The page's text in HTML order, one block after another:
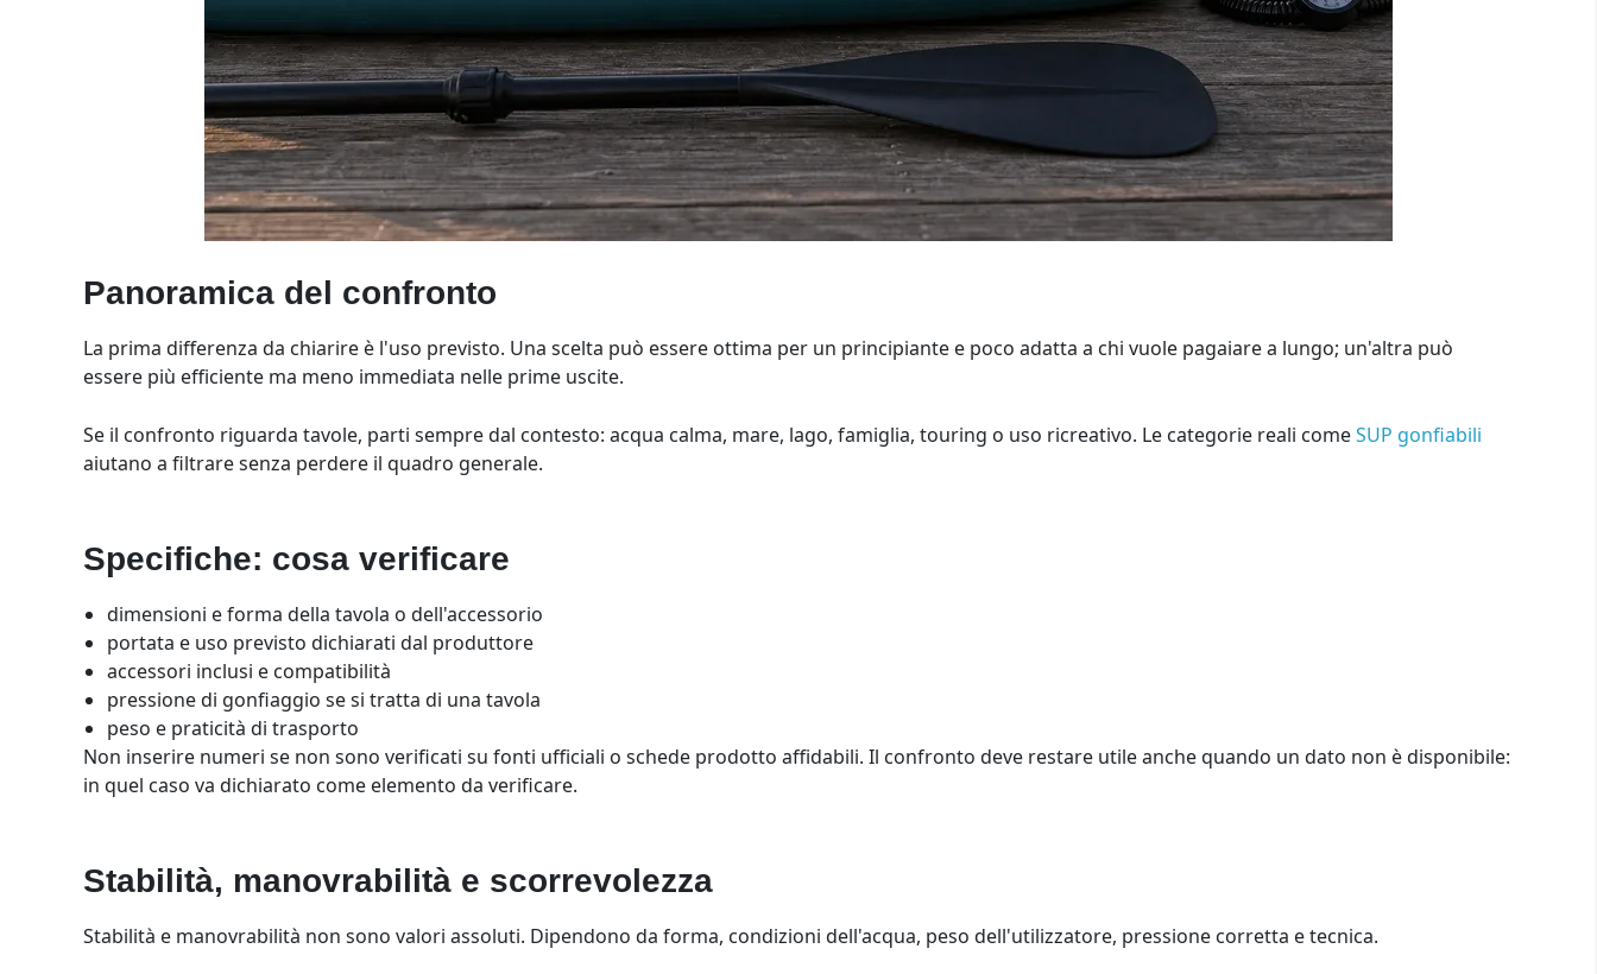
Panoramica del confronto
La prima differenza da chiarire è l'uso previsto. Una scelta può essere ottima per un principiante e poco adatta a chi vuole pagaiare a lungo; un'altra può
essere più efficiente ma meno immediata nelle prime uscite.
Se il confronto riguarda tavole, parti sempre dal contesto: acqua calma, mare, lago, famiglia, touring o uso ricreativo. Le categorie reali comeSUP gonfiabili
aiutano a filtrare senza perdere il quadro generale.
Specifiche: cosa verificare
dimensioni e forma della tavola o dell'accessorio
portata e uso previsto dichiarati dal produttore
accessori inclusi e compatibilità
pressione di gonfiaggio se si tratta di una tavola
peso e praticità di trasporto
Non inserire numeri se non sono verificati su fonti ufficiali o schede prodotto affidabili. Il confronto deve restare utile anche quando un dato non è disponibile:
in quel caso va dichiarato come elemento da verificare.
Stabilità, manovrabilità e scorrevolezza
Stabilità e manovrabilità non sono valori assoluti. Dipendono da forma, condizioni dell'acqua, peso dell'utilizzatore, pressione corretta e tecnica.